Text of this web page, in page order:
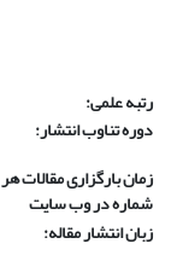
رتبه علمی:
دوره تناوب انتشار:
زمان بارگزاری مقالات هر
شماره در وب سایت
زبان انتشار مقاله: